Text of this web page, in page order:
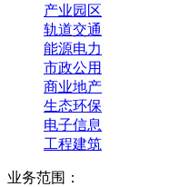
产业园区
轨道交通
能源电力
市政公用
商业地产
生态环保
电子信息
工程建筑
业务范围：